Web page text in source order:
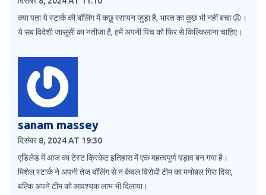
क्या पता ये स्टार्क की बॉलिंग में कछु रसायन जुड़ा है, भारत का कुछ भी नहीं बचा 😡।
ये सब विदेशी जासूसी का नतीजा है, हमें अपनी पिच को फिर से किल्किलाना चाहिए।
sanam massey
दिसंबर 8, 2024 AT 19:30
एडिलेड में आज का टेस्ट क्रिकेट इतिहास में एक महत्वपूर्ण पड़ाव बन गया है।
मिशेल स्टार्क ने अपनी तेज बॉलिंग से न केवल विरोधी टीम का मनोबल गिरा दिया,
बल्कि अपने टीम को आवश्यक लाभ भी दिलाया।